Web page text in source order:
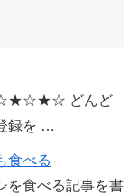
どんど
録を …
食べる
を食べる記事を書